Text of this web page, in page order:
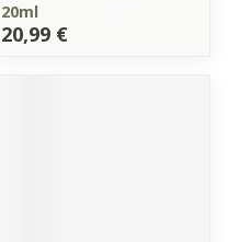
20ml
20,99 €